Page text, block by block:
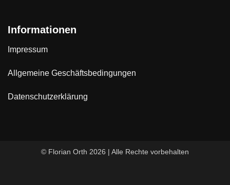
Informationen
Impressum
Allgemeine Geschäftsbedingungen
Datenschutzerklärung
© Florian Orth 2026 | Alle Rechte vorbehalten